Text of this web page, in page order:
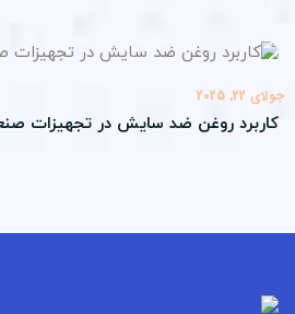
2025
روغن ضد سایش در تجهیزات صنعتی